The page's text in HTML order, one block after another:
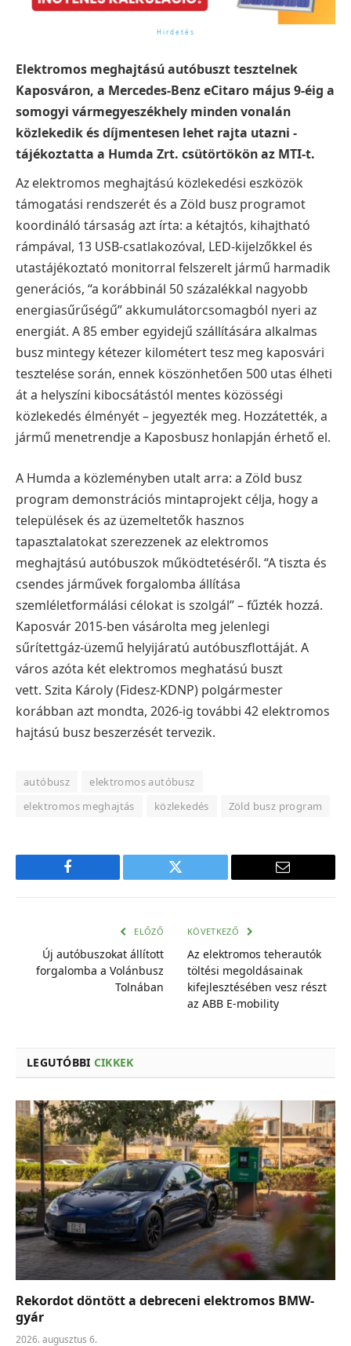
Elektromos meghajtású autóbuszt tesztelnek
Kaposváron, a Mercedes-Benz eCitaro május 9-éig a
somogyi vármegyeszékhely minden vonalán
közlekedik és díjmentesen lehet rajta utazni -
tájékoztatta a Humda Zrt. csütörtökön az MTI-t.
Az elektromos meghajtású közlekedési eszközök
támogatási rendszerét és a Zöld busz programot
koordináló társaság azt írta: a kétajtós, kihajtható
rámpával, 13 USB-csatlakozóval, LED-kijelzőkkel és
utastájékoztató monitorral felszerelt jármű harmadik
generációs, “a korábbinál 50 százalékkal nagyobb
energiasűrűségű” akkumulátorcsomagból nyeri az
energiát. A 85 ember egyidejű szállítására alkalmas
busz mintegy kétezer kilométert tesz meg kaposvári
tesztelése során, ennek köszönhetően 500 utas élheti
át a helyszíni kibocsátástól mentes közösségi
közlekedés élményét – jegyezték meg. Hozzátették, a
jármű menetrendje a Kaposbusz honlapján érhető el.
A Humda a közleményben utalt arra: a Zöld busz
program demonstrációs mintaprojekt célja, hogy a
települések és az üzemeltetők hasznos
tapasztalatokat szerezzenek az elektromos
meghajtású autóbuszok működtetéséről. “A tiszta és
csendes járművek forgalomba állítása
szemléletformálási célokat is szolgál” – fűzték hozzá.
Kaposvár 2015-ben vásárolta meg jelenlegi
sűrítettgáz-üzemű helyijáratú autóbuszflottáját. A
város azóta két elektromos meghatású buszt
vett. Szita Károly (Fidesz-KDNP) polgármester
korábban azt mondta, 2026-ig további 42 elektromos
hajtású busz beszerzését tervezik.
autóbusz
elektromos autóbusz
elektromos meghajtás
közlekedés Zöld busz program
Facebook Twitter
E-
ELŐZŐ
Új autóbuszokat állított
forgalomba a Volánbusz
Tolnában
KÖVETKEZŐ
Az elektromos teherautók
töltési megoldásainak
kifejlesztésében vesz részt
az ABB E-mobility
LEGUTÓBBI CIKKEK
Rekordot döntött a debreceni elektromos BMW-
gyár
2026. augusztus 6.